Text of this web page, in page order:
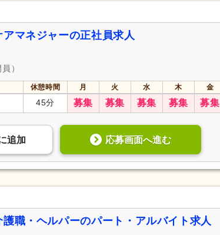
マネジャーの正社員求人
）
休憩時間 月 火 水 木 金
45分 募集 募集 募集 募集 募集
追加 応募画面へ進む
職・ヘルパーのパート・アルバイト求人